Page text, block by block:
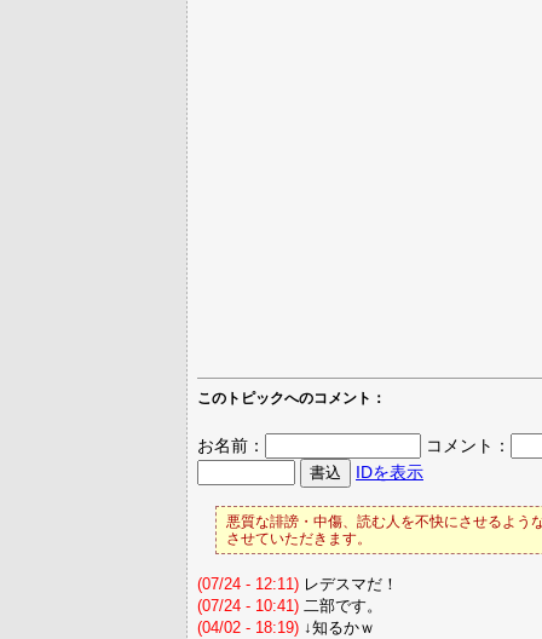
このトピックへのコメント：
お名前：
コメント：
IDを表示
悪質な誹謗・中傷、読む人を不快にさせるよう
させていただきます。
(07/24 - 12:11) レデスマだ！
(07/24 - 10:41) 二部です。
(04/02 - 18:19) ↓知るかｗ